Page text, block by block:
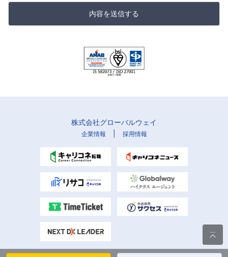
内容を送信する
株式会社グローバルウェイ
企業情報 採用情報
